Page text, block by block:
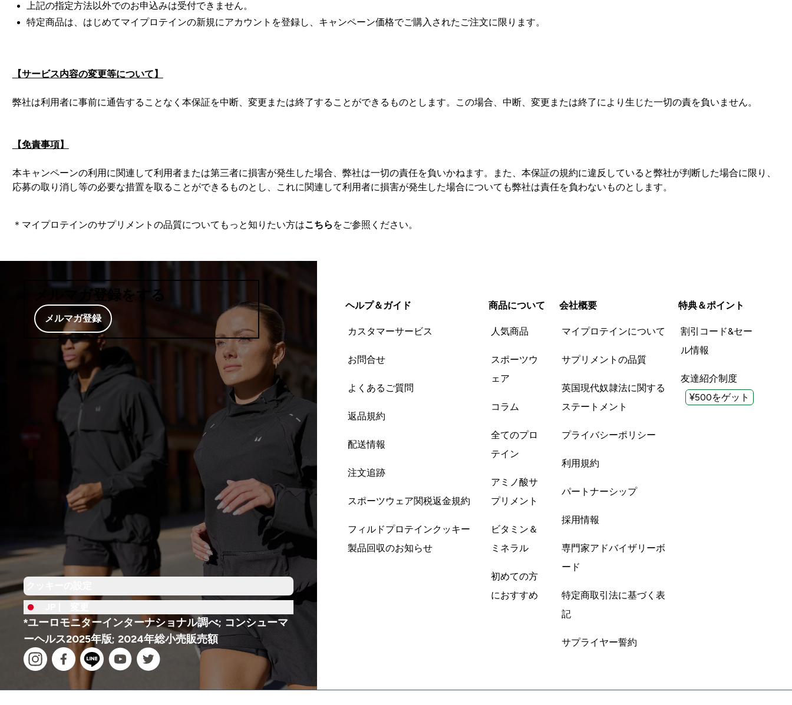
上記の指定方法以外でのお申込みは受付できません。
特定商品は、はじめてマイプロテインの新規にアカウントを登録し、キャンペーン価格でご購入されたご注文に限ります。
【サービス内容の変更等について】
弊社は利用者に事前に通告することなく本保証を中断、変更または終了することができるものとします。この場合、中断、変更または終了により生じた一切の責を負いません。
【免責事項】
本キャンペーンの利用に関連して利用者または第三者に損害が発生した場合、弊社は一切の責任を負いかねます。また、本保証の規約に違反していると弊社が判断した場合に限り、
応募の取り消し等の必要な措置を取ることができるものとし、これに関連して利用者に損害が発生した場合についても弊社は責任を負わないものとします。
＊マイプロテインのサプリメントの品質についてもっと知りたい方はこちら をご参照ください。
メルマガ登録をする
メルマガ登録
*ユーロモニターインターナショナル調べ; コンシューマ
ーヘルス2025年版; 2024年総小売販売額
ヘルプ＆ガイド
カスタマーサービス
お問合せ
よくあるご質問
返品規約
配送情報
注文追跡
スポーツウェア関税返金規約
フィルドプロテインクッキー
製品回収のお知らせ
商品について
人気商品
スポーツウ
ェア
コラム
全てのプロ
テイン
アミノ酸サ
プリメント
ビタミン＆
ミネラル
初めての方
におすすめ
会社概要
マイプロテインについて
サプリメントの品質
英国現代奴隷法に関する
ステートメント
プライバシーポリシー
利用規約
パートナーシップ
採用情報
専門家アドバイザリーボ
ード
特定商取引法に基づく表
記
サプライヤー誓約
特典＆ポイント
割引コード&セー
ル情報
友達紹介制度
¥500をゲット